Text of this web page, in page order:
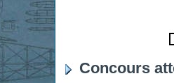
Concours